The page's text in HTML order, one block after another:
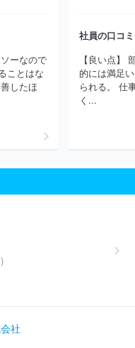
ソニービジネスソリューショ
ワイズ
東京エレクトロン
株式会社東和エンジニアリ
会社東陽テクニカ
株式会
株式会社第一興商
ーなので
ことはな
したほ
社員の口コミ
【良い点】
的には満足
られる。 仕
く...
社